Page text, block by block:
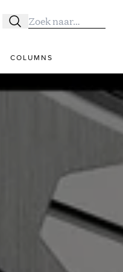
Zoeken
Zoek naar:
COLUMNS